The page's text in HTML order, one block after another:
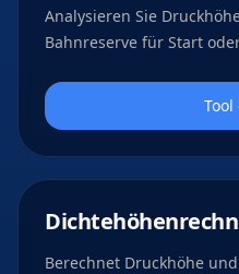
Analysieren Sie
Bahnreserve für Start
Berechnet Druckhöhe